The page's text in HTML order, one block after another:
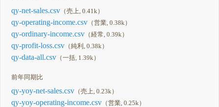
qy-net-sales.csv （売上, 0.41k）
qy-operating-income.csv （営業, 0.38k）
qy-ordinary-income.csv （経常, 0.39k）
qy-profit-loss.csv （純利, 0.38k）
qy-data-all.csv （一括, 1.39k）
前年同期比
qy-yoy-net-sales.csv （売上, 0.23k）
qy-yoy-operating-income.csv （営業, 0.25k）